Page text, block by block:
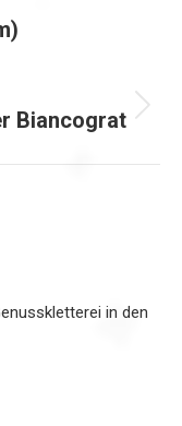
Biancograt
in den